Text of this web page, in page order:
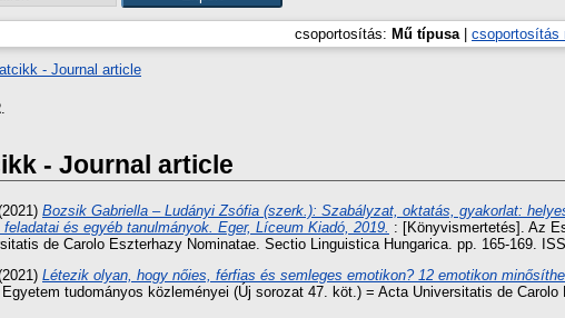
csoportosítás: Mű típusa| csoportosítás
- Journal article
.
- Journal article
Bozsik Gabriella – Ludányi Zsófia (szerk.): Szabályzat, oktatás, gyakorlat:
és egyéb tanulmányok. Eger, Líceum Kiadó, 2019. : [Könyvismertetés]. Az
de Carolo Eszterhazy Nominatae. Sectio Linguistica Hungarica. pp. 165-169.
Létezik olyan, hogy nőies, férfias és semleges emotikon? 12 emotikon
tudományos közleményei (Új sorozat 47. köt.) = Acta Universitatis de